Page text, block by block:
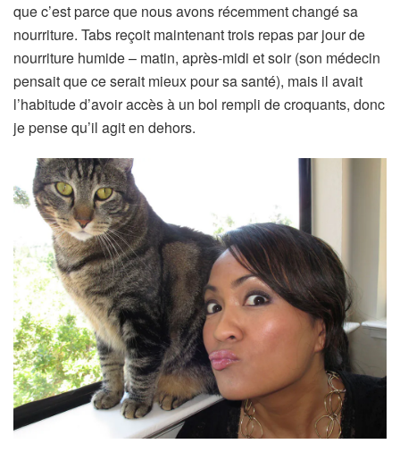
que c’est parce que nous avons récemment changé sa
nourriture. Tabs reçoit maintenant trois repas par jour de
nourriture humide – matin, après-midi et soir (son médecin
pensait que ce serait mieux pour sa santé), mais il avait
l’habitude d’avoir accès à un bol rempli de croquants, donc
je pense qu’il agit en dehors.